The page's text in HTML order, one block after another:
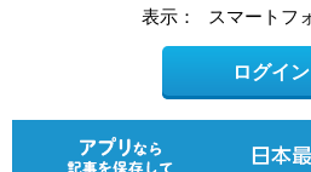
表示： スマートフ
ログイン